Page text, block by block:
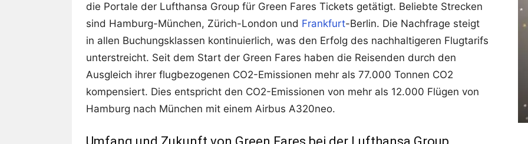
die Portale der Lufthansa Group für Green Fares Tickets getätigt. Beliebte Strecken
sind Hamburg-München, Zürich-London und Frankfurt-Berlin. Die Nachfrage steigt
in allen Buchungsklassen kontinuierlich, was den Erfolg des nachhaltigeren Flugtarifs
unterstreicht. Seit dem Start der Green Fares haben die Reisenden durch den
Ausgleich ihrer flugbezogenen CO2-Emissionen mehr als 77.000 Tonnen CO2
kompensiert. Dies entspricht den CO2-Emissionen von mehr als 12.000 Flügen von
Hamburg nach München mit einem Airbus A320neo.